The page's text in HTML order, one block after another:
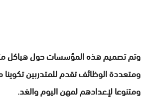
وتم تصميم هذه المؤسسات حول هياكل
ومتعددة الوظائف تقدم للمتدربين تكوينا
ومتنوعا لإعدادهم لمهن اليوم والغد.